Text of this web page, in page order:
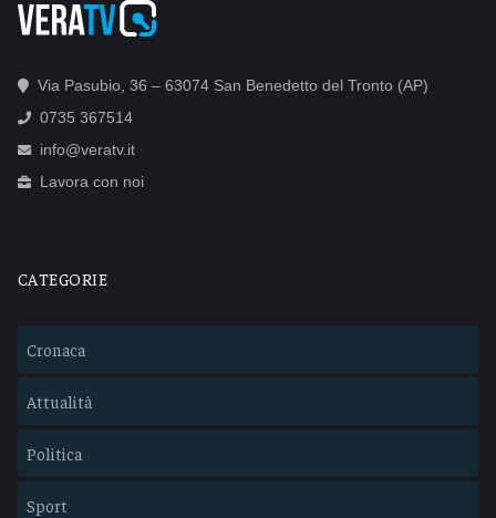
Via Pasubio, 36 – 63074 San Benedetto del Tronto (AP)
0735 367514
info@veratv.it
Lavora con noi
CATEGORIE
Cronaca
Attualità
Politica
Sport